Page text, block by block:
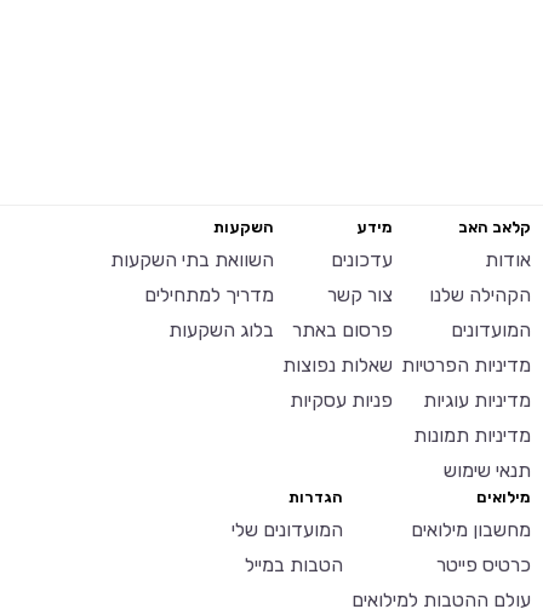
קלאב האב
אודות
הקהילה שלנו
המועדונים
מדיניות הפרטיות
מדיניות עוגיות
מדיניות תמונות
תנאי שימוש
מידע
עדכונים
צור קשר
פרסום באתר
שאלות נפוצות
פניות עסקיות
השקעות
השוואת בתי השקעות
מדריך למתחילים
בלוג השקעות
מילואים
מחשבון מילואים
כרטיס פייטר
עולם ההטבות למילואים
הגדרות
המועדונים שלי
הטבות במייל